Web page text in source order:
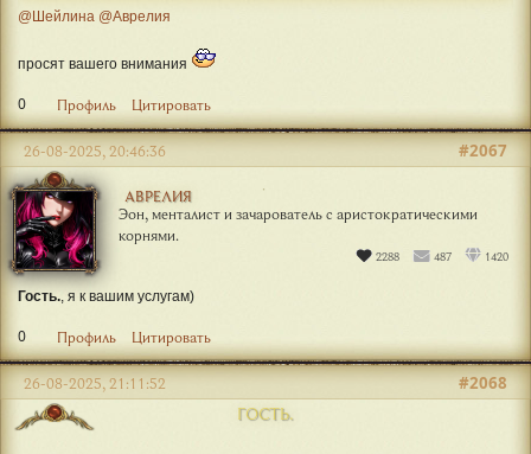
@Шейлина @Аврелия
просят вашего внимания
0 Профиль Цитировать
АВРЕЛИЯ
Эон, менталист и зачарователь с аристократическими
корнями.
2288 487 1420
#2067
26-08-2025, 20:46:36
Гость. , я к вашим услугам)
0 Профиль Цитировать
ГОСТЬ.
#2068
26-08-2025, 21:11:52